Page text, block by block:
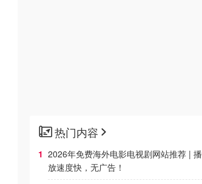
热门内容
2026年免费海外电影电视剧网站推荐 | 播
放速度快，无广告！